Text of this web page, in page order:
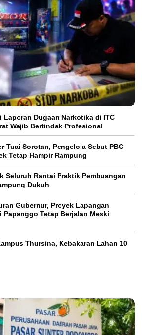
Laporan Dugaan Narkotika di ITC
Wajib Bertindak Profesional
Tuai Sorotan, Pengelola Sebut PBG
Tetap Hampir Rampung
Seluruh Rantai Praktik Pembuangan
Dukuh
Gubernur, Proyek Lapangan
Papanggo Tetap Berjalan Meski
Thursina, Kebakaran Lahan 10